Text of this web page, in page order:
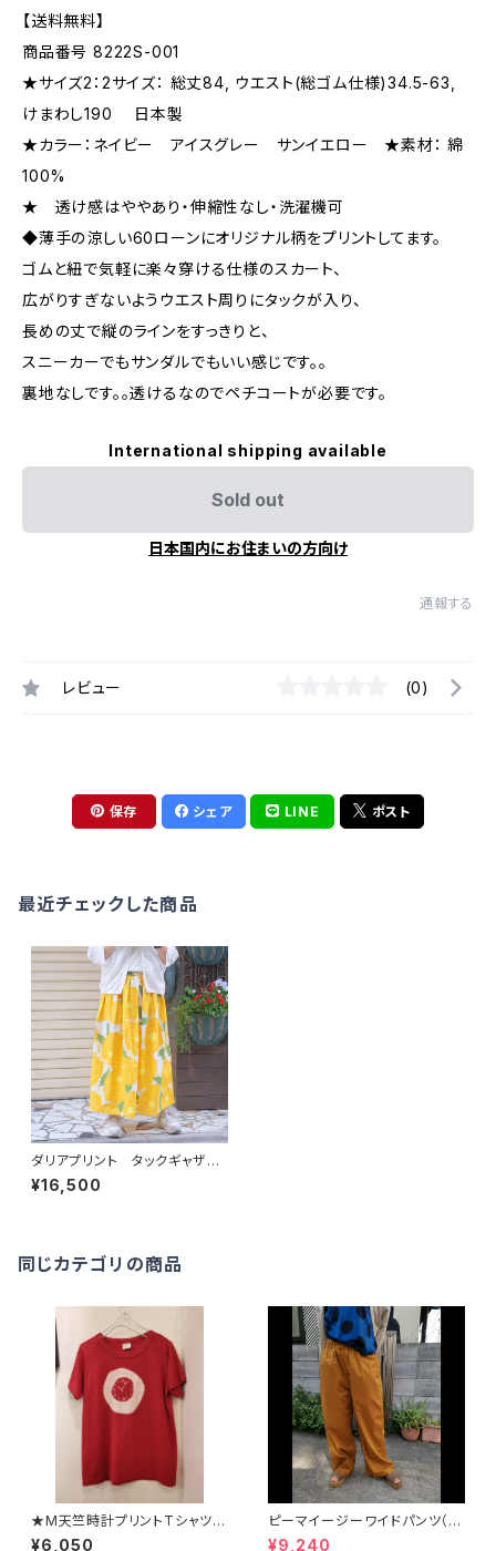
【送料無料】
商品番号 8222S-001
★サイズ2：2サイズ： 総丈84, ウエスト(総ゴム仕様)34.5-63,
けまわし190 日本製
★カラー：ネイビー アイスグレー サンイエロー ★素材： 綿
100%
★ 透け感はややあり・伸縮性なし・洗濯機可
◆薄手の涼しい60ローンにオリジナル柄をプリントしてます。
ゴムと紐で気軽に楽々穿ける仕様のスカート、
広がりすぎないようウエスト周りにタックが入り、
長めの丈で縦のラインをすっきりと、
スニーカーでもサンダルでもいい感じです。。
裏地なしです。。透けるなのでペチコートが必要です。
International shipping available
Sold out
日本国内にお住まいの方向け
通報する
レビュー (0)
保存 シェア LINE ポスト
最近チェックした商品
ダリアプリント タックギャザー
スカート（grinグリン）
¥16,500
同じカテゴリの商品
★M天竺時計プリントTシャツ(8
223C012) GRIN グリン
¥6,050
ピーマイージーワイドパンツ（7
212S001) NATURALLAUND
¥9,240